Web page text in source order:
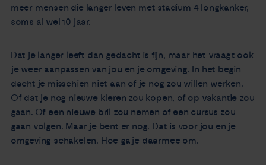
meer mensen die langer leven met stadium 4 longkanker,
soms al wel 10 jaar.
Dat je langer leeft dan gedacht is fijn, maar het vraagt ook
je weer aanpassen van jou en je omgeving. In het begin
dacht je misschien niet aan of je nog zou willen werken.
Of dat je nog nieuwe kleren zou kopen, of op vakantie zou
gaan. Of een nieuwe bril zou nemen of een cursus zou
gaan volgen. Maar je bent er nog. Dat is voor jou en je
omgeving schakelen. Hoe ga je daarmee om.